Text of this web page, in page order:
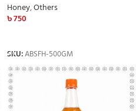
Honey,Others
৳750
SKU:ABSFH-500GM